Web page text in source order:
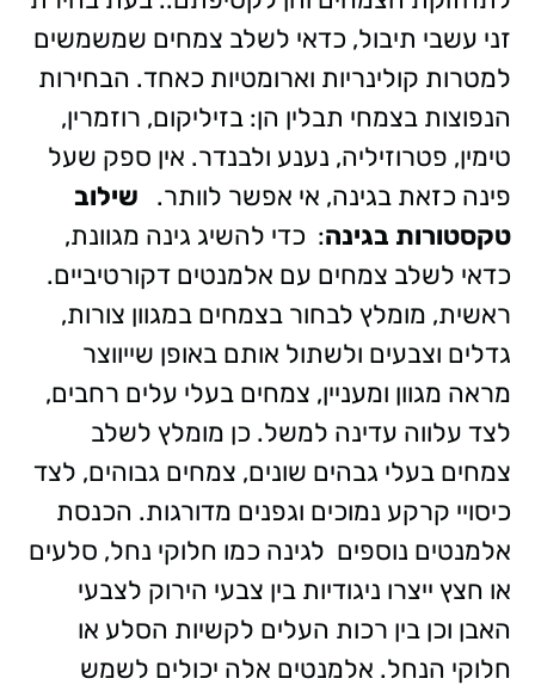
זני עשבי תיבול, כדאי לשלב צמחים שמשמשים
למטרות קולינריות וארומטיות כאחד. הבחירות
הנפוצות בצמחי תבלין הן: בזיליקום, רוזמרין,
טימין, פטרוזיליה, נענע ולבנדר. אין ספק שעל
פינה כזאת בגינה, אי אפשר לוותר. שילוב
טקסטורות בגינה: כדי להשיג גינה מגוונת,
כדאי לשלב צמחים עם אלמנטים דקורטיביים.
ראשית, מומלץ לבחור בצמחים במגוון צורות,
גדלים וצבעים ולשתול אותם באופן שייווצר
מראה מגוון ומעניין, צמחים בעלי עלים רחבים,
לצד עלווה עדינה למשל. כן מומלץ לשלב
צמחים בעלי גבהים שונים, צמחים גבוהים, לצד
כיסויי קרקע נמוכים וגפנים מדורגות. הכנסת
אלמנטים נוספים לגינה כמו חלוקי נחל, סלעים
או חצץ ייצרו ניגודיות בין צבעי הירוק לצבעי
האבן וכן בין רכות העלים לקשיות הסלע או
חלוקי הנחל. אלמנטים אלה יכולים לשמש